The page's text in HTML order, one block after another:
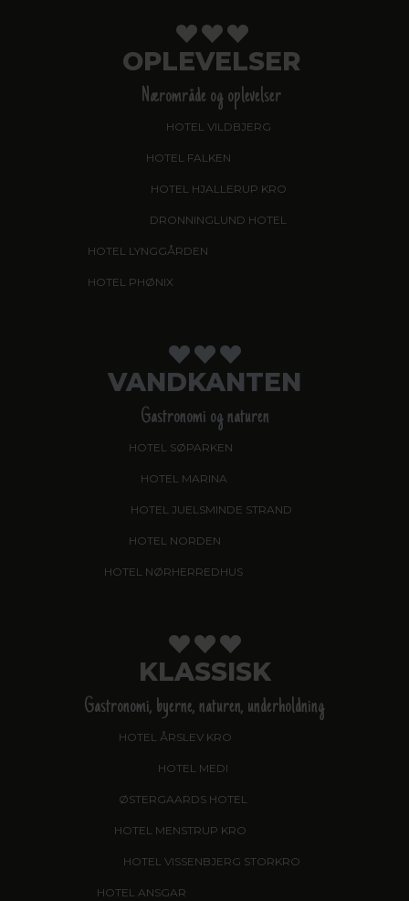
OPLEVELSER
Nærområde og oplevelser
HOTEL VILDBJERG
HOTEL FALKEN
HOTEL HJALLERUP KRO
DRONNINGLUND HOTEL
HOTEL LYNGGÅRDEN
HOTEL PHØNIX
VANDKANTEN
Gastronomi og naturen
HOTEL SØPARKEN
HOTEL MARINA
HOTEL JUELSMINDE STRAND
HOTEL NORDEN
HOTEL NØRHERREDHUS, NORDBORG
KLASSISK
Gastronomi, byerne, naturen, underholdning
HOTEL ÅRSLEV KRO
HOTEL MEDI
ØSTERGAARDS HOTEL, HERNING
HOTEL MENSTRUP KRO
HOTEL VISSENBJERG STORKRO
HOTEL ANSGAR